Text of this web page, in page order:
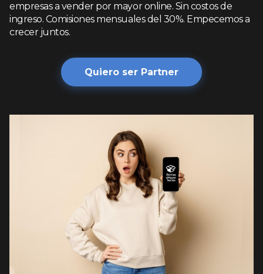
empresas a vender por mayor online. Sin costos de
ingreso. Comisiones mensuales del 30%. Empecemos a
crecer juntos.
Quiero ser Partner